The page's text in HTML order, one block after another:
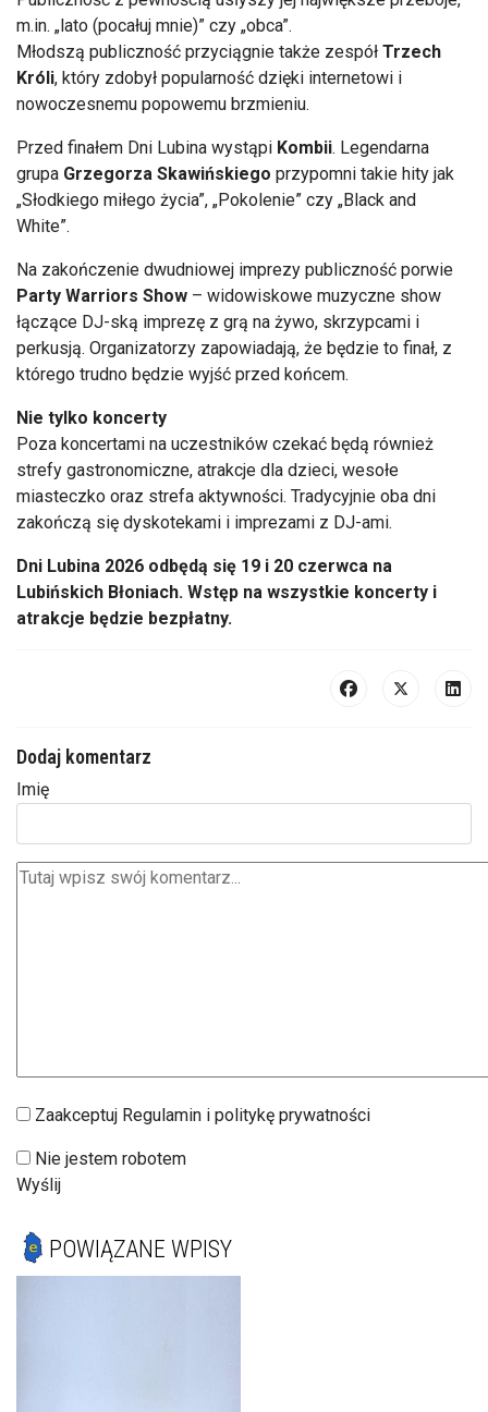
m.in. „lato (pocałuj mnie)” czy „obca”.
Młodszą publiczność przyciągnie także zespół Trzech
Króli, który zdobył popularność dzięki internetowi i
nowoczesnemu popowemu brzmieniu.
Przed finałem Dni Lubina wystąpi Kombii. Legendarna
grupa Grzegorza Skawińskiego przypomni takie hity jak
„Słodkiego miłego życia”, „Pokolenie” czy „Black and
White”.
Na zakończenie dwudniowej imprezy publiczność porwie
Party Warriors Show – widowiskowe muzyczne show
łączące DJ-ską imprezę z grą na żywo, skrzypcami i
perkusją. Organizatorzy zapowiadają, że będzie to finał, z
którego trudno będzie wyjść przed końcem.
Nie tylko koncerty
Poza koncertami na uczestników czekać będą również
strefy gastronomiczne, atrakcje dla dzieci, wesołe
miasteczko oraz strefa aktywności. Tradycyjnie oba dni
zakończą się dyskotekami i imprezami z DJ-ami.
Dni Lubina 2026 odbędą się 19 i 20 czerwca na
Lubińskich Błoniach. Wstęp na wszystkie koncerty i
atrakcje będzie bezpłatny.
Dodaj komentarz
Imię
Zaakceptuj Regulamin i politykę prywatności
Nie jestem robotem
Wyślij
POWIĄZANE WPISY